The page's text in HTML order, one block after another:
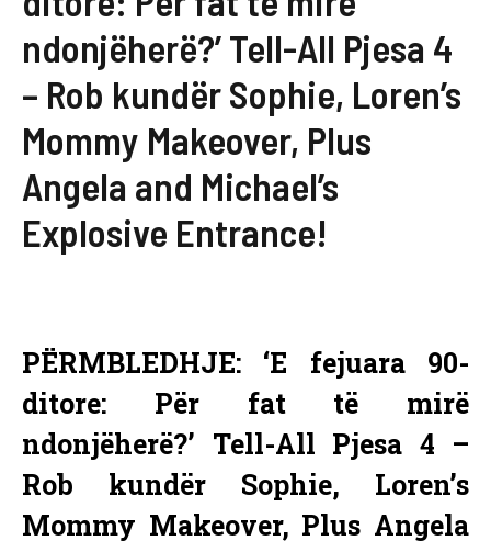
ndonjëherë?’ Tell-All Pjesa 4
– Rob kundër Sophie, Loren’s
Mommy Makeover, Plus
Angela and Michael’s
Explosive Entrance!
PËRMBLEDHJE: ‘E fejuara 90-
ditore: Për fat të mirë
ndonjëherë?’ Tell-All Pjesa 4 –
Rob kundër Sophie, Loren’s
Mommy Makeover, Plus Angela